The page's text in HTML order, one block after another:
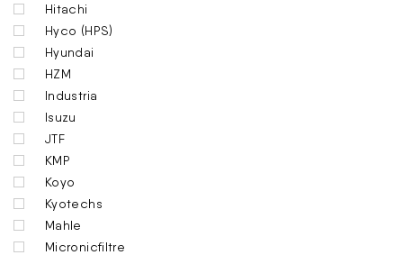
Hitachi
Hyco (HPS)
Hyundai
HZM
Industria
Isuzu
JTF
KMP
Koyo
Kyotechs
Mahle
Micronicfiltre